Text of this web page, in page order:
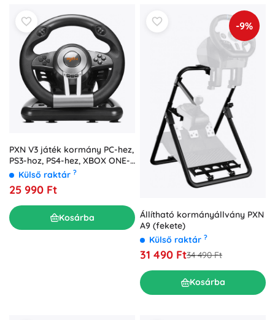
PXN V3 játék kormány PC-hez,
PS3-hoz, PS4-hez, XBOX ONE-
hoz és SWITCH-hez
Külső raktár ?
25 990 Ft
Kosárba
-9%
Állítható kormányállvány PXN
A9 (fekete)
Külső raktár ?
31 490 Ft34 490 Ft
Kosárba